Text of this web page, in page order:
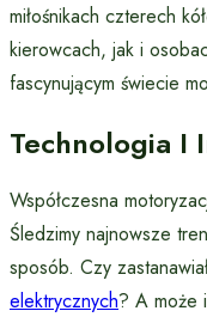
miłośnikach czterech
kierowcach, jak i
fascynującym świecie
Technologia I
Współczesna
Śledzimy najnowsze
sposób. Czy
elektrycznych? A może